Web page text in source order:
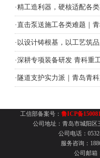
·精工造利器，硬核适配各
·直击泵送施工各类难题｜
· 以设计铸根基，以工艺筑
·深耕专项装备研发 青科重
· 隧道支护实力派｜青岛青
工信部备案号： 鲁ICP备
公司地址：青岛市城阳区
公司电话：
服务咨询：
公司邮箱